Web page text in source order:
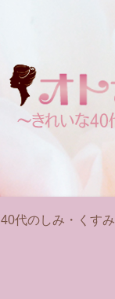
40代のしみ・くすみ